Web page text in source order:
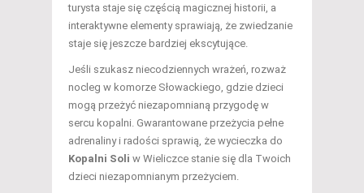
turysta staje się częścią magicznej historii, a
interaktywne elementy sprawiają, że zwiedzanie
staje się jeszcze bardziej ekscytujące.
Jeśli szukasz niecodziennych wrażeń, rozważ
nocleg w komorze Słowackiego, gdzie dzieci
mogą przeżyć niezapomnianą przygodę w
sercu kopalni. Gwarantowane przeżycia pełne
adrenaliny i radości sprawią, że wycieczka do
Kopalni Soli w Wieliczce stanie się dla Twoich
dzieci niezapomnianym przeżyciem.